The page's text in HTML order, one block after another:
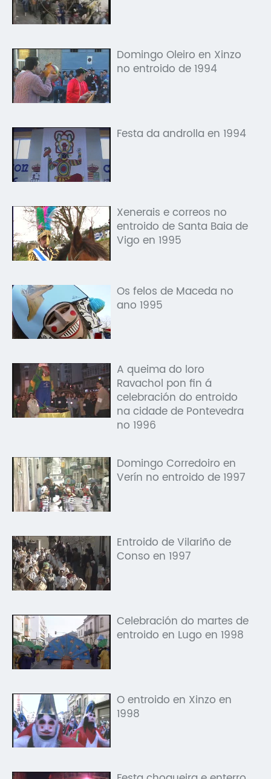
Domingo Oleiro en Xinzo
no entroido de 1994
Festa da androlla en 1994
Xenerais e correos no
entroido de Santa Baia de
Vigo en 1995
Os felos de Maceda no
ano 1995
A queima do loro
Ravachol pon fin á
celebración do entroido
na cidade de Pontevedra
no 1996
Domingo Corredoiro en
Verín no entroido de 1997
Entroido de Vilariño de
Conso en 1997
Celebración do martes de
entroido en Lugo en 1998
O entroido en Xinzo en
1998